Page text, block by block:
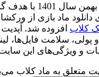
وبسایت مادکلاب در
ماد بازی از
کلاب افزوده شد. آپدیت
و پولی، سلامت فایل‌ها،
و ویژگی‌های این
متعلق به ماد کلاب